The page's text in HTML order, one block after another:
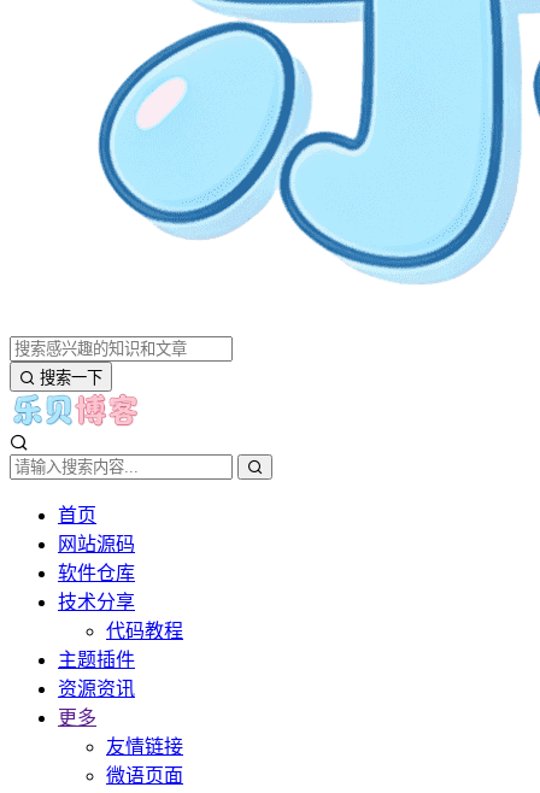
搜索一下
首页
网站源码
软件仓库
技术分享
代码教程
主题插件
资源资讯
更多
友情链接
微语页面